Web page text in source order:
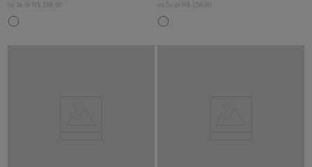
ou 3 x de R$ ou 5 x de R$ 159